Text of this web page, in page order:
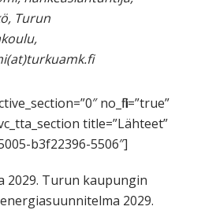
Turun
no_fill=”true”
title=”Lähteet”
b3f22396-5506″]
2029. Turun kaupungin
2029.